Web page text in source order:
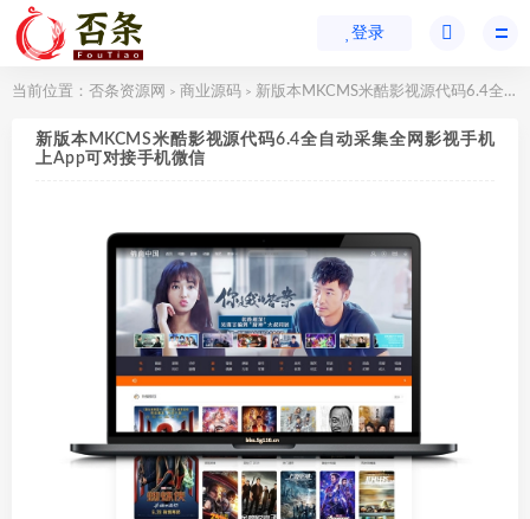
登录
当前位置： 否条资源网 > 商业源码 > 新版本MKCMS米酷影视源代码6.4全自动采集全网影视手机上App可对接手机微信
新版本MKCMS米酷影视源代码6.4全自动采集全网影视手机
上App可对接手机微信